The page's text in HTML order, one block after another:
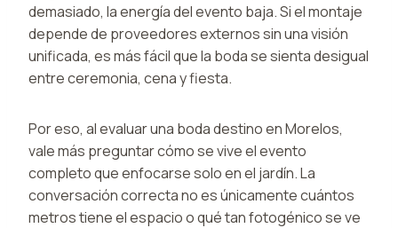
demasiado, la energía del evento baja. Si el montaje
depende de proveedores externos sin una visión
unificada, es más fácil que la boda se sienta desigual
entre ceremonia, cena y fiesta.
Por eso, al evaluar una boda destino en Morelos,
vale más preguntar cómo se vive el evento
completo que enfocarse solo en el jardín. La
conversación correcta no es únicamente cuántos
metros tiene el espacio o qué tan fotogénico se ve